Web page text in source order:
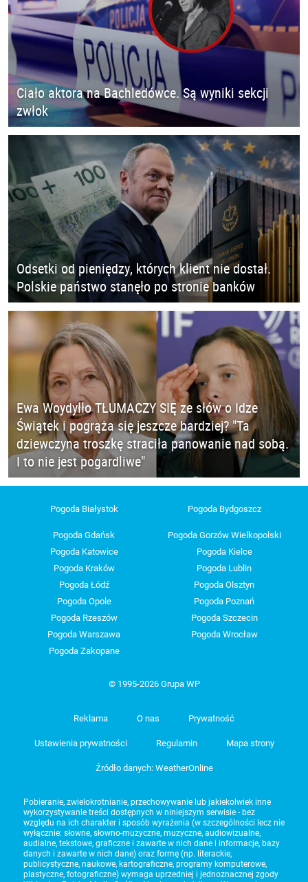
Ciało aktora na Bachledówce. Są wyniki sekcji
zwłok
Odsetki od pieniędzy, których klient nie dostał.
Polskie państwo stanęło po stronie banków
Ewa Woydyłło TŁUMACZY SIĘ ze słów o Idze
Świątek i pogrąża się jeszcze bardziej? "Ta
dziewczyna troszkę straciła panowanie nad sobą.
I to nie jest pogardliwe"
Pogoda Białystok Pogoda Bydgoszcz
Pogoda Gdańsk
Pogoda Gorzów Wielkopolski
Pogoda Katowice
Pogoda Kielce
Pogoda Kraków
Pogoda Lublin
Pogoda Łódź
Pogoda Olsztyn
Pogoda Opole
Pogoda Poznań
Pogoda Rzeszów
Pogoda Szczecin
Pogoda Warszawa
Pogoda Wrocław
Pogoda Zakopane
© 1995-2026 Grupa WP
Reklama O nas Prywatność
Ustawienia prywatności Regulamin Mapa strony
Źródło danych: WeatherOnline
Pobieranie, zwielokrotnianie, przechowywanie lub jakiekolwiek inne
wykorzystywanie treści dostępnych w niniejszym serwisie - bez
względu na ich charakter i sposób wyrażenia (w szczególności lecz nie
wyłącznie: słowne, słowno-muzyczne, muzyczne, audiowizualne,
audialne, tekstowe, graficzne i zawarte w nich dane i informacje, bazy
danych i zawarte w nich dane) oraz formę (np. literackie,
publicystyczne, naukowe, kartograficzne, programy komputerowe,
plastyczne, fotograficzne) wymaga uprzedniej i jednoznacznej zgody